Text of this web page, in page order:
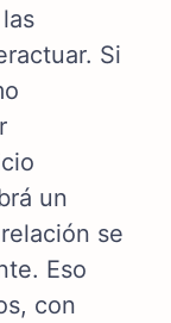
Si
un
se
Eso
con